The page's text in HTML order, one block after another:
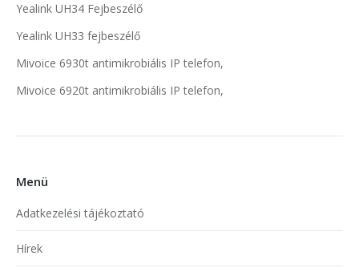
Yealink UH34 Fejbeszélő
Yealink UH33 fejbeszélő
Mivoice 6930t antimikrobiális IP telefon,
Mivoice 6920t antimikrobiális IP telefon,
Menü
Adatkezelési tájékoztató
Hírek